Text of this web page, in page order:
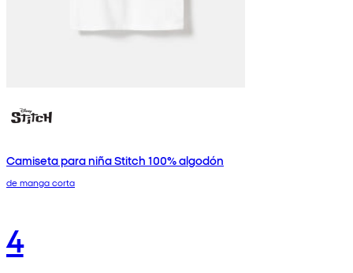
Camiseta para niña Stitch 100% algodón
de manga corta
4